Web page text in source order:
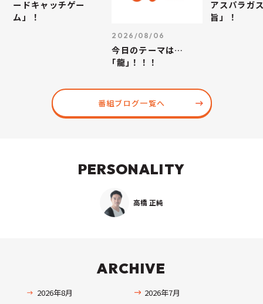
ードキャッチゲー
ム」！
2026/08/06
今日のテーマは…
｢龍｣！！！
アスパラガ
旨」！
番組ブログ一覧へ
PERSONALITY
高橋 正純
ARCHIVE
2026年8月
2026年7月